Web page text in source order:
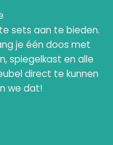
sets aan te bieden.
je één doos met
spiegelkast en alle
direct te kunnen
we dat!